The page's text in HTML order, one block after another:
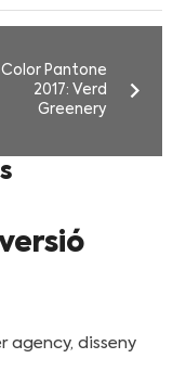
Color Pantone
2017: Verd
Greenery
agency, disseny